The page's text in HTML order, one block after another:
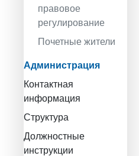
правовое
регулирование
Почетные жители
Администрация
Контактная
информация
Структура
Должностные
инструкции